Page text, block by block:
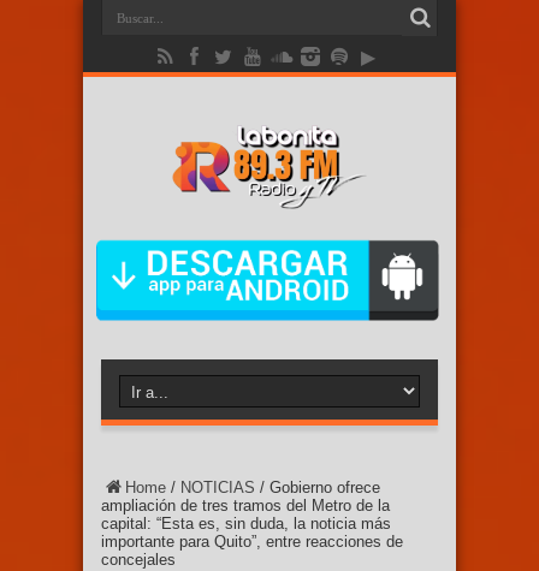
Home / NOTICIAS / Gobierno ofrece
ampliación de tres tramos del Metro de la
capital: “Esta es, sin duda, la noticia más
importante para Quito”, entre reacciones de
concejales